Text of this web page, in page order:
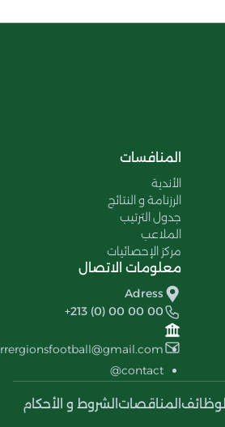
المنافسات
الأندية
الرزنامة و النتائج
جدول الترتيب
الملاعب
مركز الإحصائيات
معلومات الاتصال
Adress
+213 (0) 00 00 00
contact@
الوظائف المناقصات الشروط و الأحكام